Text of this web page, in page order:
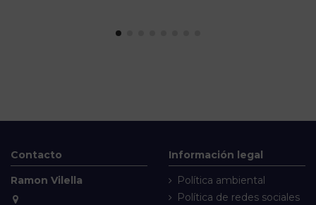
Contacto
Ramon Vilella
Información legal
Política ambiental
Política de redes sociales